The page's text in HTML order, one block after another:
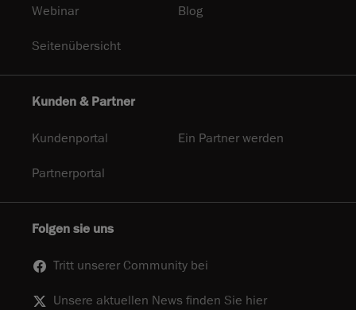
Webinar Blog
Seitenübersicht
Kunden & Partner
Kundenportal Ein Partner werden
Partnerportal
Folgen sie uns
Tritt unserer Community bei
Unsere aktuellen News finden Sie hier